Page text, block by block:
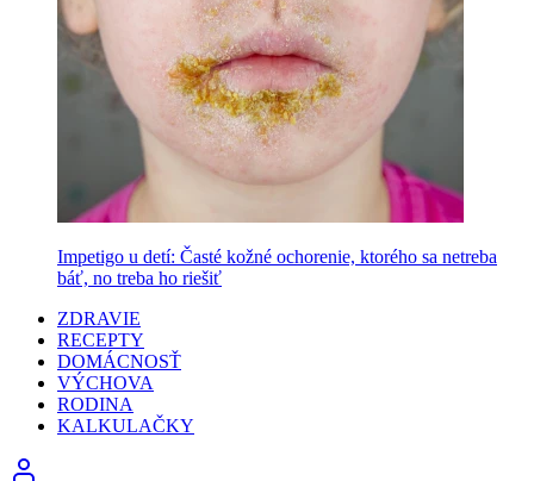
Impetigo u detí: Časté kožné ochorenie, ktorého sa netreba
báť, no treba ho riešiť
ZDRAVIE
RECEPTY
DOMÁCNOSŤ
VÝCHOVA
RODINA
KALKULAČKY